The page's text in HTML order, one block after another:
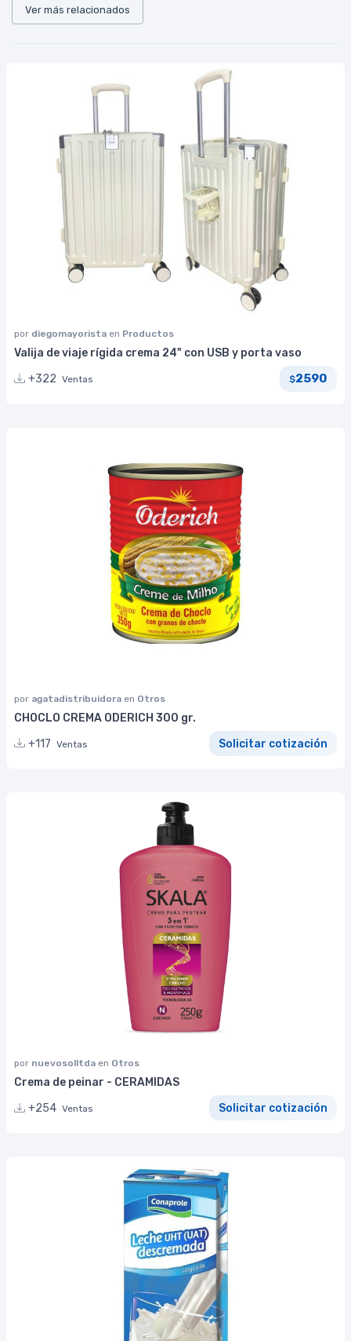
Ver más relacionados
por diegomayorista en Productos
Valija de viaje rígida crema 24" con USB y porta vaso
+322 Ventas $2590
por agatadistribuidora en Otros
CHOCLO CREMA ODERICH 300 gr.
+117 Ventas Solicitar cotización
por nuevosolltda en Otros
Crema de peinar - CERAMIDAS
+254 Ventas Solicitar cotización